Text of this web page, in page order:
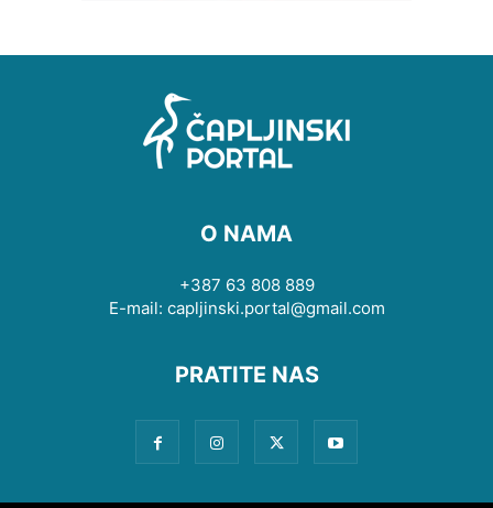
O NAMA
+387 63 808 889
E-mail: capljinski.portal@gmail.com
PRATITE NAS